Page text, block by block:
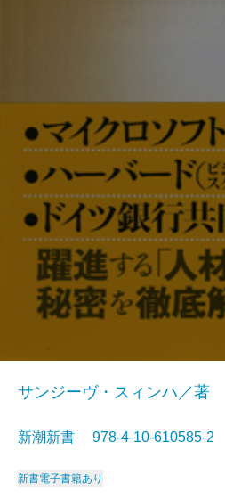
サンジーヴ・スィンハ／著
新潮新書 978-4-10-610585-
新書電子書籍あり